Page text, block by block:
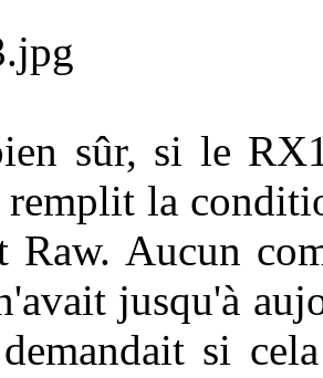
sûr, si le
la
Raw. Aucun
jusqu'à
si